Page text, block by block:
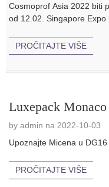
Cosmoprof Asia 2022 biti
od 12.02. Singapore Expo
PROČITAJTE VIŠE
Luxepack Monaco
by admin na 2022-10-03
Upoznajte Micena u DG16
PROČITAJTE VIŠE